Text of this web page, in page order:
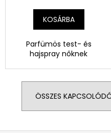
KOSÁRBA
Parfümös test- és
hajspray nőknek
ÖSSZES